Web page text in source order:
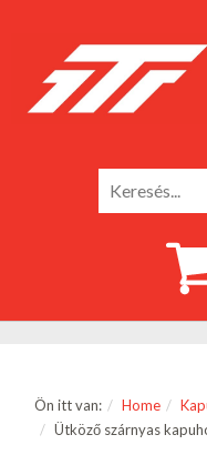
Ön itt van: Home
Ütköző szárnyas